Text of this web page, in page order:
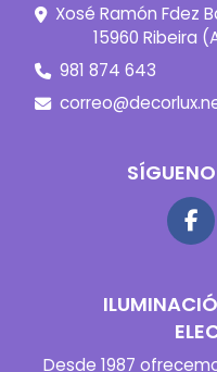
Xosé Ramón Fdez
15960 Ribeira
981 874 643
Desde 1987